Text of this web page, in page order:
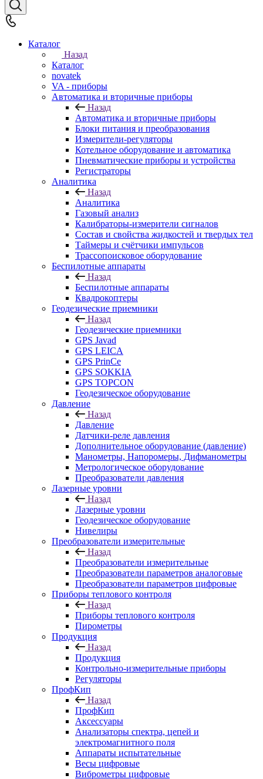
Каталог
Назад
Каталог
novatek
VA - приборы
Автоматика и вторичные приборы
Назад
Автоматика и вторичные приборы
Блоки питания и преобразования
Измерители-регуляторы
Котельное оборудование и автоматика
Пневматические приборы и устройства
Регистраторы
Аналитика
Назад
Аналитика
Газовый анализ
Калибраторы-измерители сигналов
Состав и свойства жидкостей и твердых тел
Таймеры и счётчики импульсов
Трассопоисковое оборудование
Беспилотные аппараты
Назад
Беспилотные аппараты
Квадрокоптеры
Геодезические приемники
Назад
Геодезические приемники
GPS Javad
GPS LEICA
GPS PrinCe
GPS SOKKIA
GPS TOPCON
Геодезическое оборудование
Давление
Назад
Давление
Датчики-реле давления
Дополнительное оборудование (давление)
Манометры, Напоромеры, Дифманометры
Метрологическое оборудование
Преобразователи давления
Лазерные уровни
Назад
Лазерные уровни
Геодезическое оборудование
Нивелиры
Преобразователи измерительные
Назад
Преобразователи измерительные
Преобразователи параметров аналоговые
Преобразователи параметров цифровые
Приборы теплового контроля
Назад
Приборы теплового контроля
Пирометры
Продукция
Назад
Продукция
Контрольно-измерительные приборы
Регуляторы
ПрофКип
Назад
ПрофКип
Аксессуары
Анализаторы спектра, цепей и
электромагнитного поля
Аппараты испытательные
Весы цифровые
Виброметры цифровые